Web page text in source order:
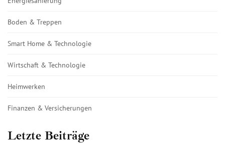
Boden & Treppen
Smart Home & Technologie
Wirtschaft & Technologie
Heimwerken
Finanzen & Versicherungen
Letzte Beiträge